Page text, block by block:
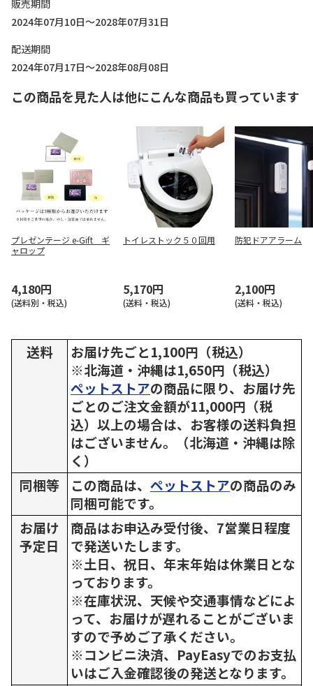
販売期間
2024年07月10日～2028年07月31日
配送期間
2024年07月17日～2028年08月08日
この商品を見た人は他にこんな商品も買っています
プレゼンテージ e-Gift ギ
ャロップ
4,180円
(送料別・税込)
トイレストック５０回用
5,170円
(送料・税込)
防犯ドアアラーム
2,100円
(送料・税込)
送料
お届け先ごと1,100円（税込）
※北海道・沖縄は1,650円（税込）
ペットストアの商品に限り、お届け先
ごとのご注文金額が11,000円（税
込）以上の場合は、お客様の送料負担
はございません。（北海道・沖縄は除
く）
同梱等
この商品は、 ペットストアの商品のみ
同梱可能です。
お届け
予定日
商品はお申込み受付後、7営業日程度
で発送いたします。
※土日、祝日、年末年始は休業日とな
っております。
※在庫状況、天候や交通事情などによ
って、お届けが遅れることがございま
すので予めご了承ください。
※コンビニ決済、PayEasyでのお支払
いはご入金確認後の発送となります。